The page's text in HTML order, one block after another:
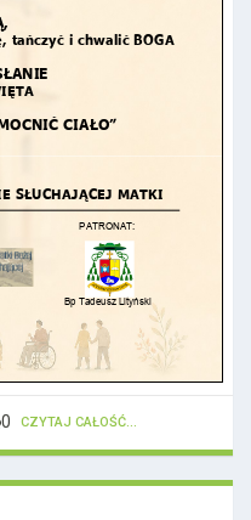
0 CZYTAJ CAŁOŚĆ...